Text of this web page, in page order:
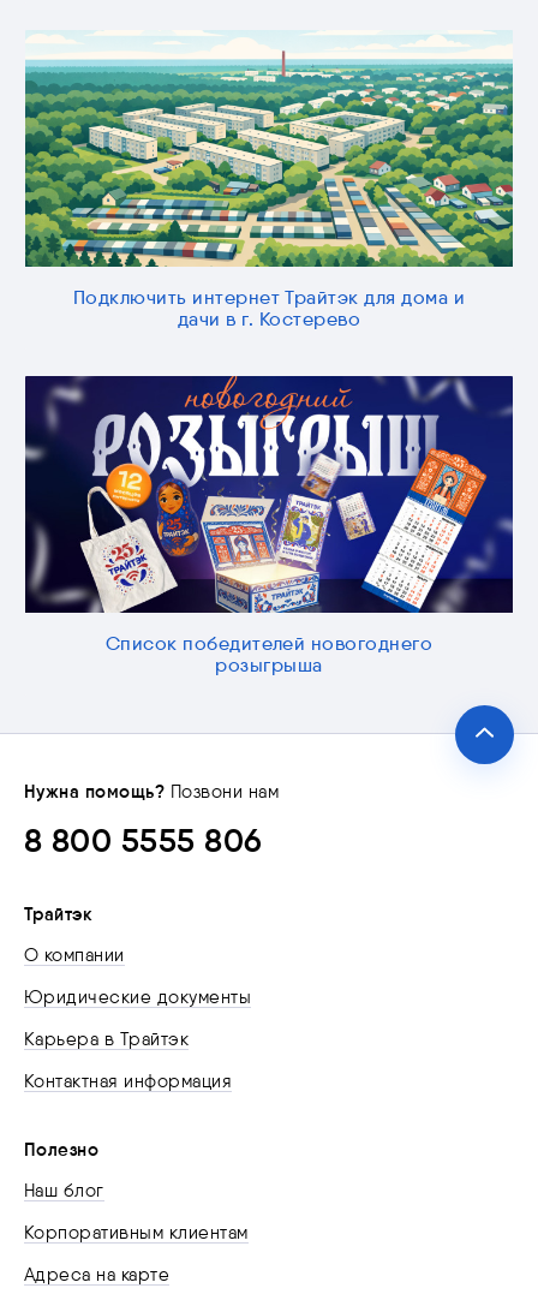
Подключить интернет Трайтэк для дома и
дачи в г. Костерево
Список победителей новогоднего
розыгрыша
Нужна помощь? Позвони нам
8 800 5555 806
Трайтэк
О компании
Юридические документы
Карьера в Трайтэк
Контактная информация
Полезно
Наш блог
Корпоративным клиентам
Адреса на карте